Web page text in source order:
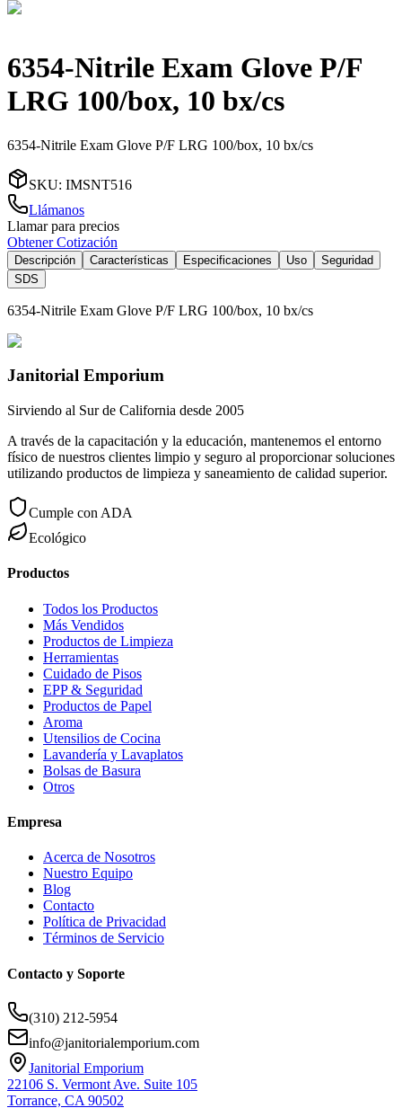
6354-Nitrile Exam Glove P/F
LRG 100/box, 10 bx/cs
6354-Nitrile Exam Glove P/F LRG 100/box, 10 bx/cs
SKU: IMSNT516
Llámanos
Llamar para precios
Obtener Cotización
Descripción Características Especificaciones Uso
Seguridad
SDS
6354-Nitrile Exam Glove P/F LRG 100/box, 10 bx/cs
Janitorial Emporium
Sirviendo al Sur de California desde 2005
A través de la capacitación y la educación, mantenemos el entorno
físico de nuestros clientes limpio y seguro al proporcionar soluciones
utilizando productos de limpieza y saneamiento de calidad superior.
Cumple con ADA
Ecológico
Productos
Todos los Productos
Más Vendidos
Productos de Limpieza
Herramientas
Cuidado de Pisos
EPP & Seguridad
Productos de Papel
Aroma
Utensilios de Cocina
Lavandería y Lavaplatos
Bolsas de Basura
Otros
Empresa
Acerca de Nosotros
Nuestro Equipo
Blog
Contacto
Política de Privacidad
Términos de Servicio
Contacto y Soporte
(310) 212-5954
info@janitorialemporium.com
Janitorial Emporium
22106 S. Vermont Ave. Suite 105
Torrance, CA 90502